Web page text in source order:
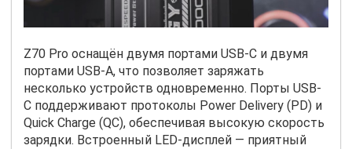
Z70 Pro оснащён двумя портами USB-C и двумя
портами USB-A, что позволяет заряжать
несколько устройств одновременно. Порты USB-
C поддерживают протоколы Power Delivery (PD) и
Quick Charge (QC), обеспечивая высокую скорость
зарядки. Встроенный LED-дисплей — приятный